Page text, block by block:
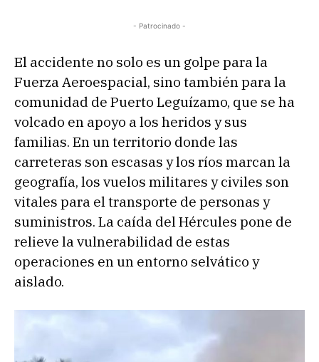
- Patrocinado -
El accidente no solo es un golpe para la
Fuerza Aeroespacial, sino también para la
comunidad de Puerto Leguízamo, que se ha
volcado en apoyo a los heridos y sus
familias. En un territorio donde las
carreteras son escasas y los ríos marcan la
geografía, los vuelos militares y civiles son
vitales para el transporte de personas y
suministros. La caída del Hércules pone de
relieve la vulnerabilidad de estas
operaciones en un entorno selvático y
aislado.